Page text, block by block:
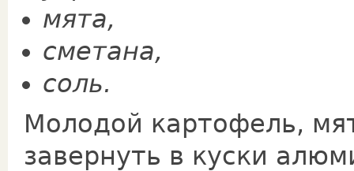
мята,
сметана,
соль.
Молодой картофель,
завернуть в куски